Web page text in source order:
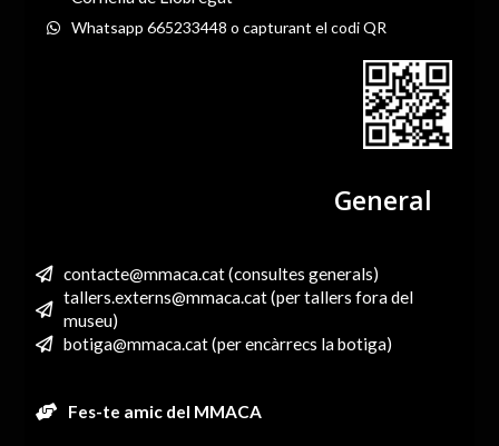
Whatsapp 665233448 o capturant el codi QR
General
contacte@mmaca.cat (consultes generals)
tallers.externs@mmaca.cat (per tallers fora del
museu)
botiga@mmaca.cat (per encàrrecs la botiga)
Fes-te amic del MMACA